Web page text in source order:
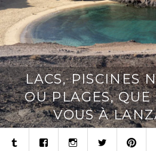
LACS, PISCINES
OU PLAGES,
VOUS À
TumblrFacebookInstagramTwitter